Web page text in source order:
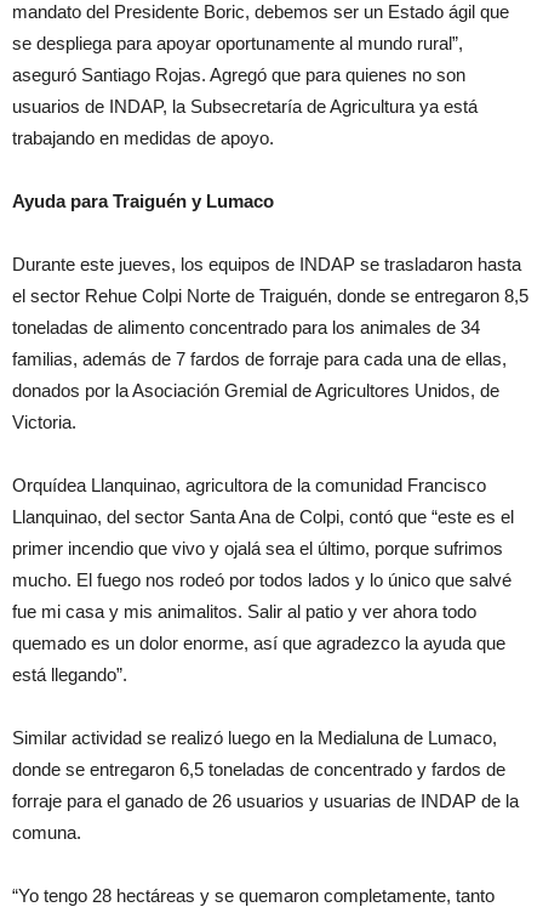
mandato del Presidente Boric, debemos ser un Estado ágil que
se despliega para apoyar oportunamente al mundo rural”,
aseguró Santiago Rojas. Agregó que para quienes no son
usuarios de INDAP, la Subsecretaría de Agricultura ya está
trabajando en medidas de apoyo.
Ayuda para Traiguén y Lumaco
Durante este jueves, los equipos de INDAP se trasladaron hasta
el sector Rehue Colpi Norte de Traiguén, donde se entregaron 8,5
toneladas de alimento concentrado para los animales de 34
familias, además de 7 fardos de forraje para cada una de ellas,
donados por la Asociación Gremial de Agricultores Unidos, de
Victoria.
Orquídea Llanquinao, agricultora de la comunidad Francisco
Llanquinao, del sector Santa Ana de Colpi, contó que “este es el
primer incendio que vivo y ojalá sea el último, porque sufrimos
mucho. El fuego nos rodeó por todos lados y lo único que salvé
fue mi casa y mis animalitos. Salir al patio y ver ahora todo
quemado es un dolor enorme, así que agradezco la ayuda que
está llegando”.
Similar actividad se realizó luego en la Medialuna de Lumaco,
donde se entregaron 6,5 toneladas de concentrado y fardos de
forraje para el ganado de 26 usuarios y usuarias de INDAP de la
comuna.
“Yo tengo 28 hectáreas y se quemaron completamente, tanto